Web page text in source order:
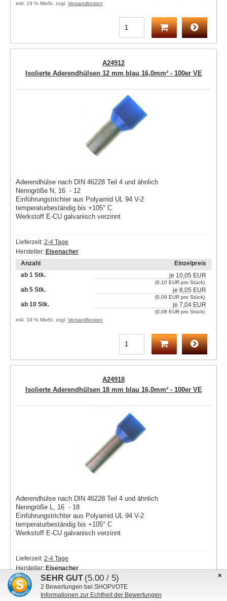
inkl. 19 % MwSt. zzgl. Versandkosten
A24912
Isolierte Aderendhülsen 12 mm blau 16,0mm² - 100er VE
Aderendhülse nach DIN 46228 Teil 4 und ähnlich
Nenngröße N, 16 - 12
Einführungstrichter aus Polyamid UL 94 V-2
temperaturbeständig bis +105° C
Werkstoff E-CU galvanisch verzinnt
Lieferzeit: 2-4 Tage
Hersteller: Eisenacher
Anzahl
Einzelpreis
ab 1 Stk.
je 10,05 EUR
(0,10 EUR pro Stück)
ab 5 Stk. je 8,05 EUR
(0,09 EUR pro Stück)
ab 10 Stk. je 7,04 EUR
(0,08 EUR pro Stück)
inkl. 19 % MwSt. zzgl. Versandkosten
A24918
Isolierte Aderendhülsen 18 mm blau 16,0mm² - 100er VE
Aderendhülse nach DIN 46228 Teil 4 und ähnlich
Nenngröße L, 16 - 18
Einführungstrichter aus Polyamid UL 94 V-2
temperaturbeständig bis +105° C
Werkstoff E-CU galvanisch verzinnt
Lieferzeit: 2-4 Tage
Hersteller:Eisenacher
Anzahl
ab 1 Stk.
(0,17 EUR pro Stück)
×
SEHR GUT (5.00 / 5)
2 Bewertungen bei SHOPVOTE
Informationen zur Echtheit der Bewertungen